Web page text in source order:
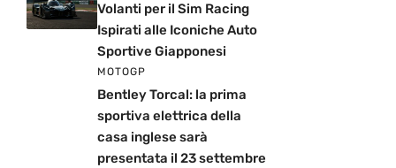
Volanti per il Sim Racing
Ispirati alle Iconiche Auto
Sportive Giapponesi
MOTOGP
Bentley Torcal: la prima
sportiva elettrica della
casa inglese sarà
presentata il 23 settembre